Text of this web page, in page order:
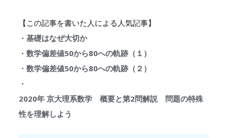
【この記事を書いた人による人気記事】
・ 基礎はなぜ大切か
・ 数学偏差値50から80への軌跡（１）
・ 数学偏差値50から80への軌跡（２）
・
2020年 京大理系数学 概要と第2問解説 問題の特殊
性を理解しよう